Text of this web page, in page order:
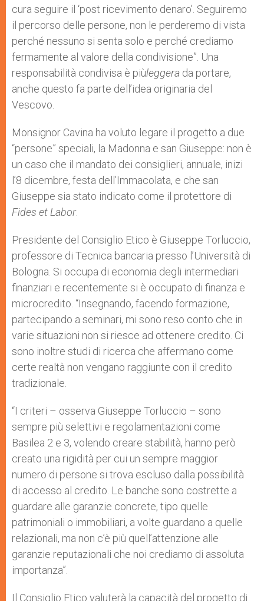
cura seguire il ‘post ricevimento denaro’. Seguiremo
il percorso delle persone, non le perderemo di vista
perché nessuno si senta solo e perché crediamo
fermamente al valore della condivisione”. Una
responsabilità condivisa è piùleggera da portare,
anche questo fa parte dell’idea originaria del
Vescovo.
Monsignor Cavina ha voluto legare il progetto a due
“persone” speciali, la Madonna e san Giuseppe: non è
un caso che il mandato dei consiglieri, annuale, inizi
l’8 dicembre, festa dell’Immacolata, e che san
Giuseppe sia stato indicato come il protettore di
Fides et Labor.
Presidente del Consiglio Etico è Giuseppe Torluccio,
professore di Tecnica bancaria presso l’Università di
Bologna. Si occupa di economia degli intermediari
finanziari e recentemente si è occupato di finanza e
microcredito. “Insegnando, facendo formazione,
partecipando a seminari, mi sono reso conto che in
varie situazioni non si riesce ad ottenere credito. Ci
sono inoltre studi di ricerca che affermano come
certe realtà non vengano raggiunte con il credito
tradizionale.
“I criteri – osserva Giuseppe Torluccio – sono
sempre più selettivi e regolamentazioni come
Basilea 2 e 3, volendo creare stabilità, hanno però
creato una rigidità per cui un sempre maggior
numero di persone si trova escluso dalla possibilità
di accesso al credito. Le banche sono costrette a
guardare alle garanzie concrete, tipo quelle
patrimoniali o immobiliari, a volte guardano a quelle
relazionali, ma non c’è più quell’attenzione alle
garanzie reputazionali che noi crediamo di assoluta
importanza”.
Il Consiglio Etico valuterà la capacità del progetto di